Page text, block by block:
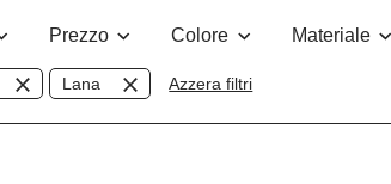
Prezzo Colore Materiale
Lana Azzera filtri